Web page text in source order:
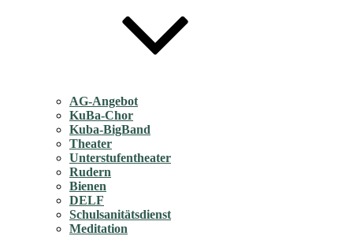
AG-Angebot
KuBa-Chor
Kuba-BigBand
Theater
Unterstufentheater
Rudern
Bienen
DELF
Schulsanitätsdienst
Meditation